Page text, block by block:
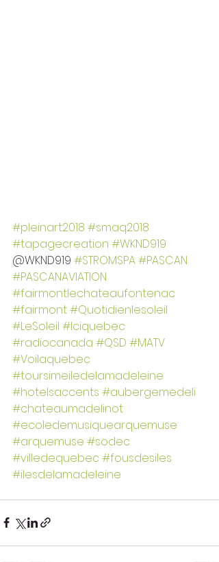
#pleinart2018 #smaq2018
#tapagecreation #WKND919
@WKND919 #STROMSPA#PASCAN
#PASCANAVIATION
#fairmontlechateaufontenac
#fairmont#Quotidienlesoleil
#LeSoleil #Iciquebec
#radiocanada #QSD #MATV
#Voilaquebec
#toursimeiledelamadeleine
#hotelsaccents #aubergemedeli
#chateaumadelinot
#ecoledemusiquearquemuse
#arquemuse #sodec
#villedequebec#fousdesiles
#ilesdelamadeleine